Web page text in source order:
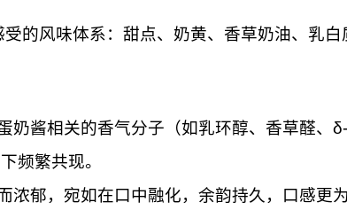
受的风味体系：甜点、奶黄、香草奶油、乳
奶酱相关的香气分子（如乳环醇、香草醛、
频繁共现。
浓郁，宛如在口中融化，余韵持久，口感更